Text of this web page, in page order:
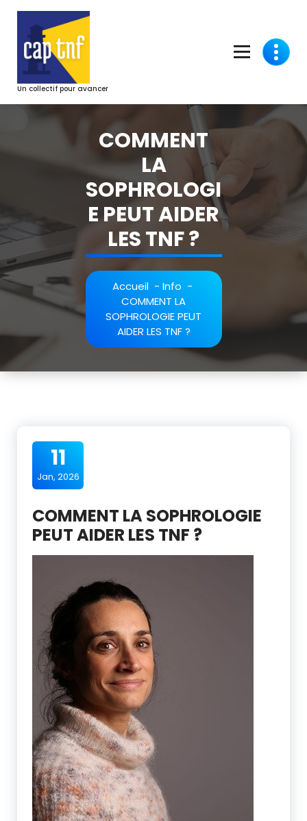
contenu
Un collectif pour avancer
COMMENT
LA
SOPHROLOGI
E PEUT AIDER
LES TNF ?
Accueil- Info -
COMMENT LA
SOPHROLOGIE PEUT
AIDER LES TNF ?
11
Jan, 2026
COMMENT LA SOPHROLOGIE
PEUT AIDER LES TNF ?